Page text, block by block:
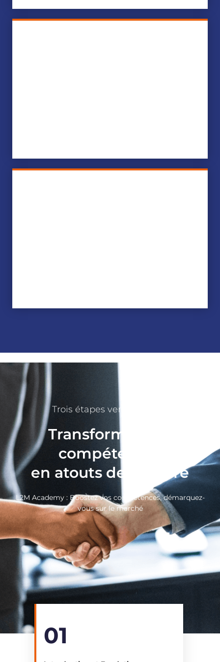
Trois étapes vers le succès​
Transformez vos
compétences
en atouts de carrière
L2M Academy : Boostez vos compétences, démarquez-
vous sur le marché
01